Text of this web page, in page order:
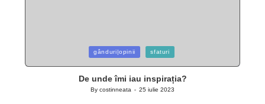
gânduri|opinii sfaturi
De unde îmi iau inspirația?
Posted
Bycostinneata 25 iulie 2023